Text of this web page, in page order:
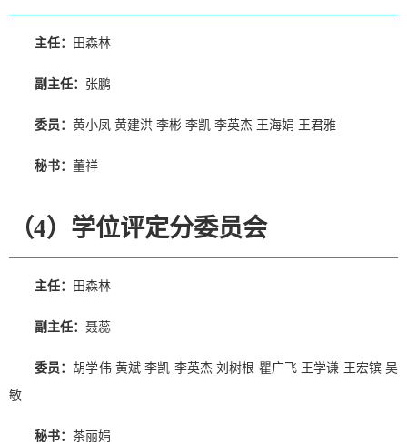
主任： 田森林
副主任： 张鹏
委员： 黄小凤 黄建洪 李彬 李凯 李英杰 王海娟 王君雅
秘书： 董祥
（4）学位评定分委员会
主任： 田森林
副主任： 聂蕊
委员：胡学伟 黄斌 李凯 李英杰 刘树根 瞿广飞 王学谦 王宏镔 吴
敏
秘书： 茶丽娟